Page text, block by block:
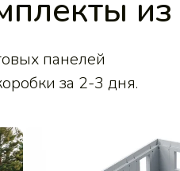
из
панелей
за 2-3 дня.